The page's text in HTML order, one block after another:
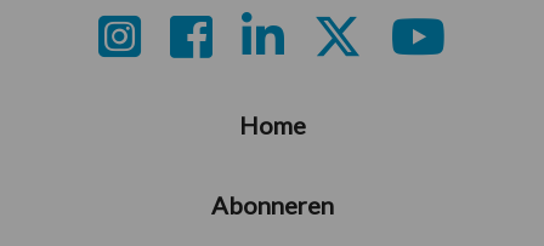
Home
Abonneren